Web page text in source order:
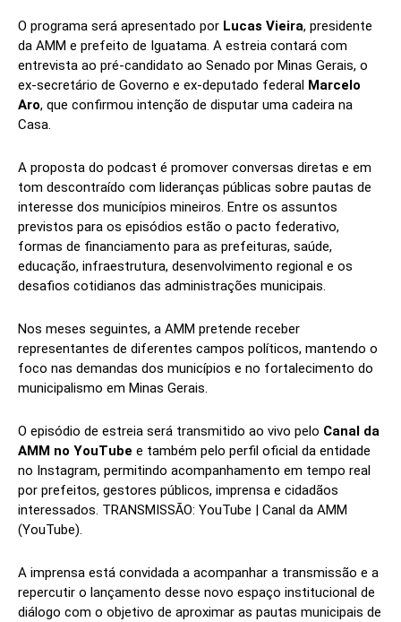
O programa será apresentado por Lucas Vieira, presidente
da AMM e prefeito de Iguatama. A estreia contará com
entrevista ao pré-candidato ao Senado por Minas Gerais, o
ex-secretário de Governo e ex-deputado federal Marcelo
Aro, que confirmou intenção de disputar uma cadeira na
Casa.
A proposta do podcast é promover conversas diretas e em
tom descontraído com lideranças públicas sobre pautas de
interesse dos municípios mineiros. Entre os assuntos
previstos para os episódios estão o pacto federativo,
formas de financiamento para as prefeituras, saúde,
educação, infraestrutura, desenvolvimento regional e os
desafios cotidianos das administrações municipais.
Nos meses seguintes, a AMM pretende receber
representantes de diferentes campos políticos, mantendo o
foco nas demandas dos municípios e no fortalecimento do
municipalismo em Minas Gerais.
O episódio de estreia será transmitido ao vivo pelo Canal da
AMM no YouTube e também pelo perfil oficial da entidade
no Instagram, permitindo acompanhamento em tempo real
por prefeitos, gestores públicos, imprensa e cidadãos
interessados. TRANSMISSÃO: YouTube | Canal da AMM
(YouTube).
A imprensa está convidada a acompanhar a transmissão e a
repercutir o lançamento desse novo espaço institucional de
diálogo com o objetivo de aproximar as pautas municipais de